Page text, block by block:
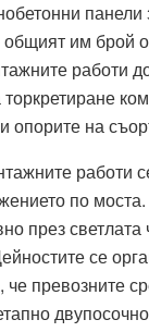
панели
общият им брой
работи
торкретиране
опорите на
работи
по
през светлата
се
че превозните